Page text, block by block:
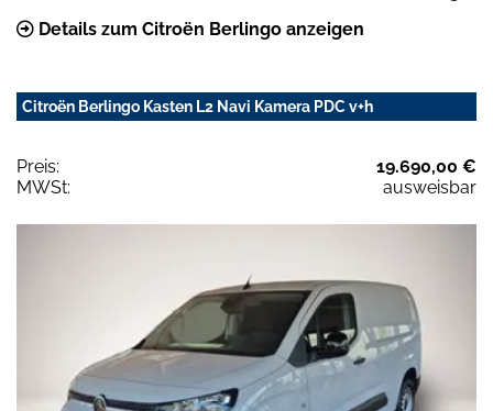
Details zum Citroën Berlingo anzeigen
Citroën Berlingo Kasten L2 Navi Kamera PDC v+h
Preis:
19.690,00 €
MWSt:
ausweisbar